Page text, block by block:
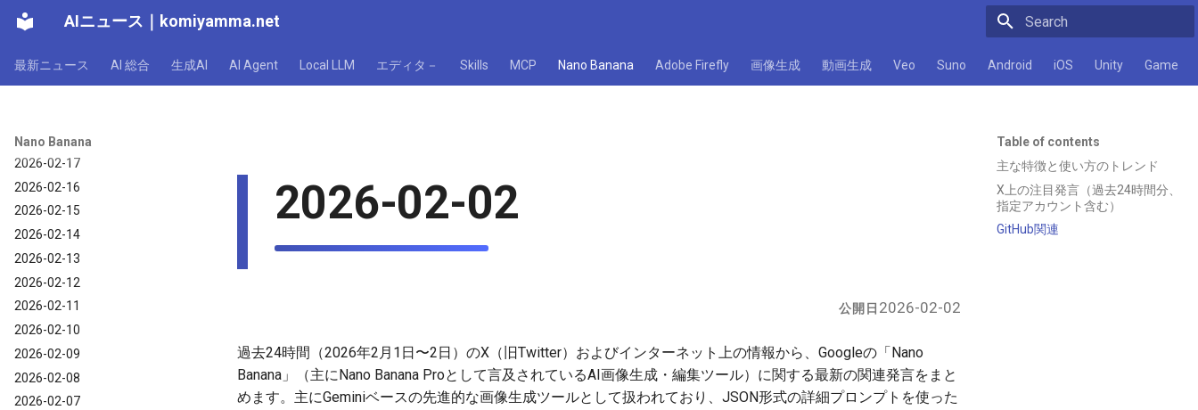
AIニュース komiyamma.net
最新ニュース AI 総合 生成AI AI Agent Local LLM エディタ－ Skills MCP Nano Banana Adobe Firefly 画像生成 動画生成 Veo Suno Android iOS Unity Game
Nano Banana
2026-02-23
2026-02-21
2026-02-18
2026-02-17
2026-02-16
2026-02-15
2026-02-14
2026-02-13
2026-02-12
2026-02-11
2026-02-10
2026-02-09
2026-02-08
2026-02-07
Table of contents
主な特徴と使い方のトレンド
X上の注目発言（過去24時間分、
指定アカウント含む）
GitHub関連
2026-02-02
公開日 2026-02-02
過去24時間（2026年2月1日〜2日）のX（旧Twitter）およびインターネット上の情報から、Googleの「Nano
Banana」（主にNano Banana Proとして言及されているAI画像生成・編集ツール）に関する最新の関連発言をまと
めます。主にGeminiベースの先進的な画像生成ツールとして扱われており、JSON形式の詳細プロンプトを使った